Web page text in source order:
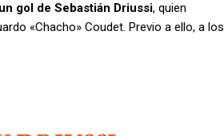
gol de Sebastián Driussi, quien
«Chacho» Coudet. Previo a ello, a los